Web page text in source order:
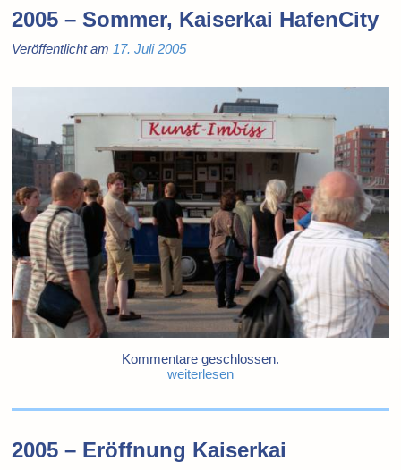
2005 – Sommer, Kaiserkai HafenCity
Veröffentlicht am17. Juli 2005
Kommentare geschlossen.
weiterlesen
2005 – Eröffnung Kaiserkai